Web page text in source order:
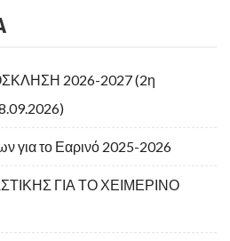
2026-2027 (2η
για το Εαρινό 2025-2026
ΓΙΑ ΤΟ ΧΕΙΜΕΡΙΝΟ